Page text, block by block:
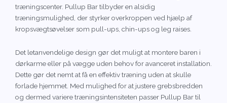
træningscenter. Pullup Bar tilbyder en alsidig
træningsmulighed, der styrker overkroppen ved hjælp af
kropsvægtsøvelser som pull-ups, chin-ups og leg raises.
Det letanvendelige design gør det muligt at montere baren i
dørkarme eller på vægge uden behov for avanceret installation.
Dette gør det nemt at få en effektiv træning uden at skulle
forlade hjemmet. Med mulighed for at justere grebsbredden
og dermed variere træningsintensiteten passer Pullup Bar til